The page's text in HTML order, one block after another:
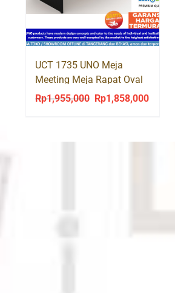
UCT 1735 UNO Meja
Meeting Meja Rapat Oval
240 cm
Rp1,955,000
Original
Rp1,858,000Current